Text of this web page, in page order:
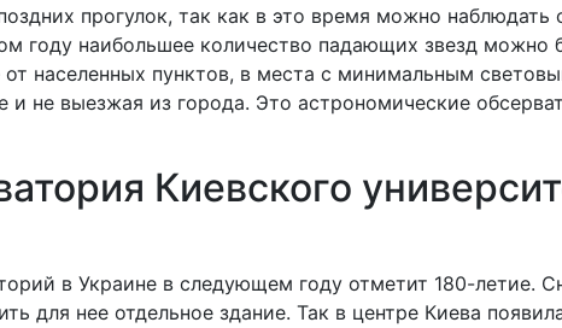
прогулок, так как в это время можно
году наибольшее количество падающих звезд можно
населенных пунктов, в места с минимальным
не выезжая из города. Это астрономические
Киевского
в Украине в следующем году отметит 180-летие.
для нее отдельное здание. Так в центре Киева